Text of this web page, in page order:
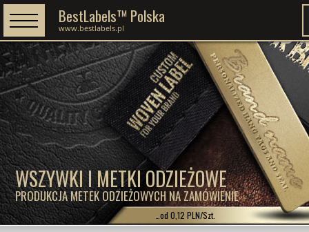
WSZYWKI I METKI ODZIEŻOWE
PRODUKCJA METEK ODZIEŻOWYCH NA ZAMÓWIENIE
BestLabels™ Polska
www.bestlabels.pl
…od 0,12 PLN/Szt.